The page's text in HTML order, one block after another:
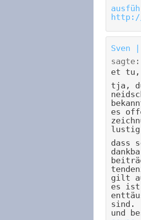
http://
Sven |
sagte:
et
tja,
es
dass
gilt
es ist
sind.
und